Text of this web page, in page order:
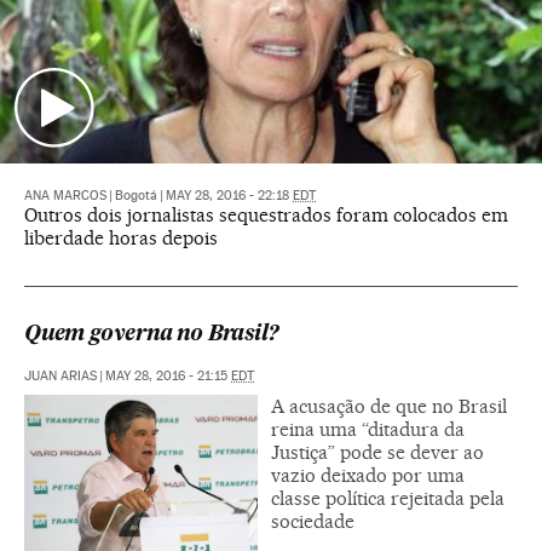
ANA MARCOS Bogotá MAY 28, 2016 - 22:18 EDT
Outros dois jornalistas sequestrados foram colocados em
liberdade horas depois
Quem governa no Brasil?
JUAN ARIAS MAY 28, 2016 - 21:15 EDT
A acusação de que no Brasil
reina uma “ditadura da
Justiça” pode se dever ao
vazio deixado por uma
classe política rejeitada pela
sociedade